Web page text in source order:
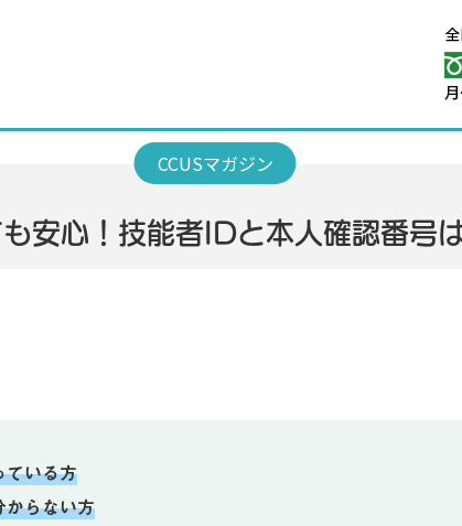
安心！技能者IDと本人確認番号
ている方
からない方